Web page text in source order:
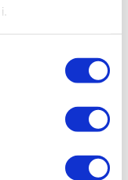
la squadra e
che riesce a
Man of the match.